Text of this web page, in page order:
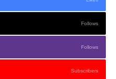
Follows
Follows
Subscribers